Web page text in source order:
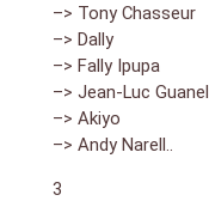
–> Tony Chasseur
–> Dally
–> Fally Ipupa
–> Jean-Luc Guanel
–> Akiyo
–> Andy Narell..
3